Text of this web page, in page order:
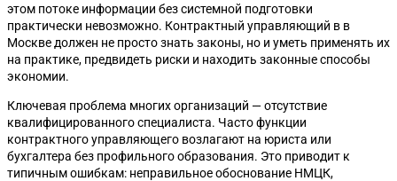
этом потоке информации без системной подготовки
практически невозможно. Контрактный управляющий в в
Москве должен не просто знать законы, но и уметь применять их
на практике, предвидеть риски и находить законные способы
экономии.
Ключевая проблема многих организаций — отсутствие
квалифицированного специалиста. Часто функции
контрактного управляющего возлагают на юриста или
бухгалтера без профильного образования. Это приводит к
типичным ошибкам: неправильное обоснование НМЦК,